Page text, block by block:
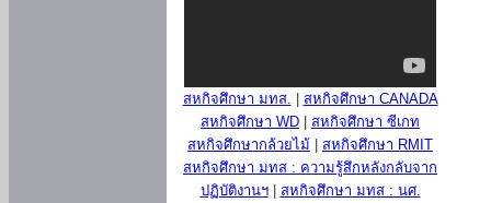
สหกิจศึกษา มทส.
สหกิจศึกษา CANADA
สหกิจศึกษา WD
สหกิจศึกษา ซีเกท
สหกิจศึกษากล้วยไม้
สหกิจศึกษา RMIT
สหกิจศึกษา มทส : ความรู้สึกหลังกลับจาก
ปฏิบัติงานฯ| สหกิจศึกษา มทส : นศ.